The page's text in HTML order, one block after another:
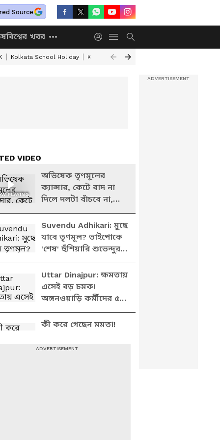
Source
বিশ্বের খবর
Kolkata School Holiday Kolkata Weather Update
VIDEO
PLAYING
অভিষেক তৃণমূলের
ক্যান্সার, কেটে বাদ না
দিলে দলটা বাঁচবে না,
বিস্ফোরক ঋজু | Riju
Dutta on Abhishek
Suvendu Adhikari: মুছে
যাবে তৃণমূল? ভাইপোকে
'শেষ' হুঁশিয়ারি শুভেন্দুর!
দেখুন কী বললেন?
Uttar Dinajpur: ক্ষমতায়
এসেই বড় চমক!
অঙ্গনওয়াড়ি কর্মীদের ৫
হাজার টাকা বৃদ্ধি,
মুখ্যমন্ত্রীকে ধন্যবাদে
কী করে গেছেন মমতা!
বিধানসভায় বিস্ফোরণ!